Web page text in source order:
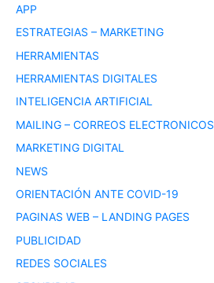
APP
ESTRATEGIAS – MARKETING
HERRAMIENTAS
HERRAMIENTAS DIGITALES
INTELIGENCIA ARTIFICIAL
MAILING – CORREOS ELECTRONICOS
MARKETING DIGITAL
NEWS
ORIENTACIÓN ANTE COVID-19
PAGINAS WEB – LANDING PAGES
PUBLICIDAD
REDES SOCIALES